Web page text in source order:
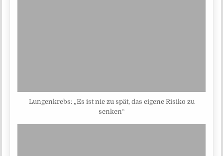
Lungenkrebs: „Es ist nie zu spät, das eigene Risiko zu
senken“